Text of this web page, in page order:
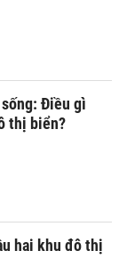
Điều gì
thị biển?
hai khu đô thị